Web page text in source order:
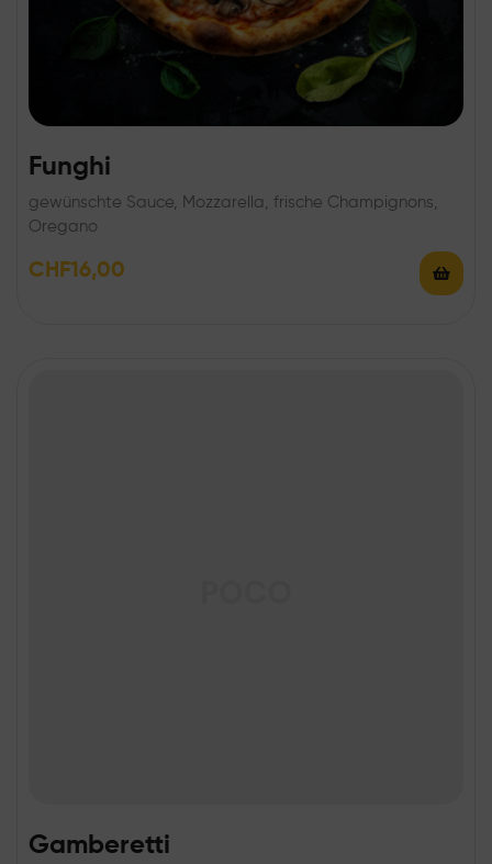
Funghi
gewünschte Sauce, Mozzarella, frische Champignons,
Oregano
CHF16,00
Gamberetti